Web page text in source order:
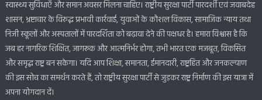
स्वास्थ्य सुविधाएँ और समान अवसर मिलना चाहिए। राष्ट्रीय सुरक्षा पार्टी पारदर्शी एवं जवाबदेह
शासन, भ्रष्टाचार के विरुद्ध प्रभावी कार्रवाई, युवाओं के कौशल विकास, सामाजिक न्याय तथा
निजी स्कूलों और अस्पतालों में पारदर्शिता को बढ़ावा देने की पक्षधर है। हमारा विश्वास है कि
जब हर नागरिक शिक्षित, जागरूक और आत्मनिर्भर होगा, तभी भारत एक मजबूत, विकसित
और समृद्ध राष्ट्र बन सकेगा। यदि आप शिक्षा, समानता, ईमानदारी, राष्ट्रहित और जनकल्याण
की इस सोच का समर्थन करते हैं, तो राष्ट्रीय सुरक्षा पार्टी से जुड़कर राष्ट्र निर्माण की इस यात्रा में
अपना योगदान दें।